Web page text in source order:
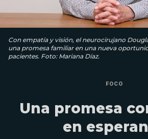
Con empatía y visión, el neurocirujano
una promesa familiar en una nueva
pacientes. Foto: Mariana Díaz.
FOCO
Una promesa
en